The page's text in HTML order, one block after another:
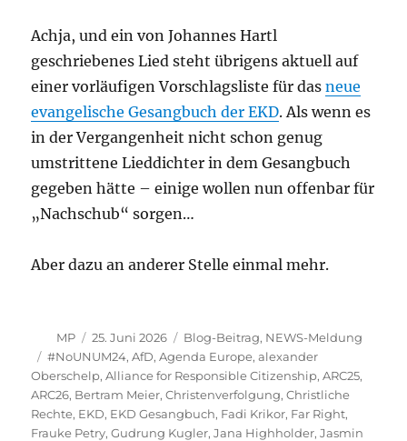
Achja, und ein von Johannes Hartl
geschriebenes Lied steht übrigens aktuell auf
einer vorläufigen Vorschlagsliste für dasneue
evangelische Gesangbuch der EKD. Als wenn es
in der Vergangenheit nicht schon genug
umstrittene Lieddichter in dem Gesangbuch
gegeben hätte – einige wollen nun offenbar für
„Nachschub“ sorgen…
Aber dazu an anderer Stelle einmal mehr.
Autor
MP
Veröffentlicht
am
25. Juni 2026 Kategorien
Blog-Beitrag, NEWS-Meldung
Schlagwörter
#NoUNUM24,AfD,Agenda Europe,alexander
Oberschelp,Alliance for Responsible Citizenship,ARC25,
ARC26, Bertram Meier,Christenverfolgung,Christliche
Rechte, EKD, EKD Gesangbuch, Fadi Krikor, Far Right,
Frauke Petry,Gudrung Kugler,Jana Highholder,Jasmin